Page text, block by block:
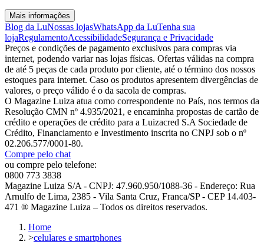
Mais informações
Blog da LuNossas lojasWhatsApp da LuTenha sua
lojaRegulamentoAcessibilidadeSegurança e Privacidade
Preços e condições de pagamento exclusivos para compras via
internet, podendo variar nas lojas físicas. Ofertas válidas na compra
de até 5 peças de cada produto por cliente, até o término dos nossos
estoques para internet. Caso os produtos apresentem divergências de
valores, o preço válido é o da sacola de compras.
O Magazine Luiza atua como correspondente no País, nos termos da
Resolução CMN nº 4.935/2021, e encaminha propostas de cartão de
crédito e operações de crédito para a Luizacred S.A Sociedade de
Crédito, Financiamento e Investimento inscrita no CNPJ sob o nº
02.206.577/0001-80.
Compre pelo chat
ou compre pelo telefone:
0800 773 3838
Magazine Luiza S/A - CNPJ: 47.960.950/1088-36 - Endereço: Rua
Arnulfo de Lima, 2385 - Vila Santa Cruz, Franca/SP - CEP 14.403-
471 ® Magazine Luiza – Todos os direitos reservados.
Home
>celulares e smartphones